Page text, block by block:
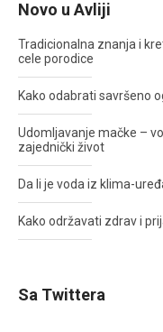
Novo u Avliji
Tradicionalna znanja i
cele porodice
Kako odabrati savršeno
Udomljavanje mačke –
zajednički život
Da li je voda iz klima-
Kako održavati zdrav i
Sa Twittera